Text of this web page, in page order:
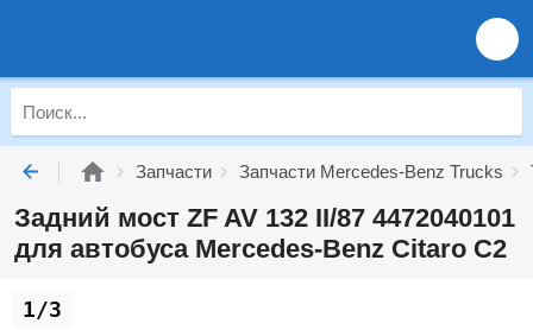
Запчасти Запчасти Mercedes-Benz Trucks
Задний мост ZF AV 132 II/87 4472040101
для автобуса Mercedes-Benz Citaro C2
1/3